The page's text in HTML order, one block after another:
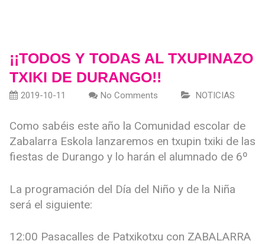
¡¡TODOS Y TODAS AL TXUPINAZO
TXIKI DE DURANGO!!
2019-10-11 No Comments NOTICIAS
Como sabéis este año la Comunidad escolar de
Zabalarra Eskola lanzaremos en txupin txiki de las
fiestas de Durango y lo harán el alumnado de 6º
La programación del Día del Niño y de la Niña
será el siguiente:
12:00 Pasacalles de Patxikotxu con ZABALARRA